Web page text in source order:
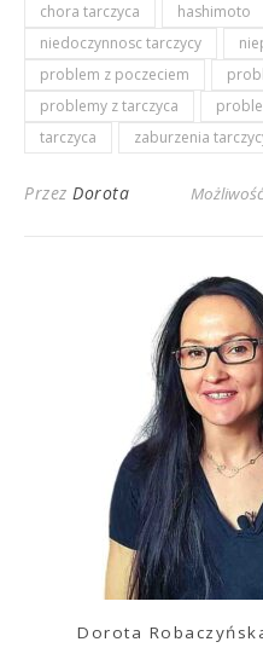
chora tarczyca hashimoto
niedoczynnosc tarczycy
problem z poczeciem
problemy z tarczyca
tarczyca
zaburzenia
Przez Dorota
Dorota